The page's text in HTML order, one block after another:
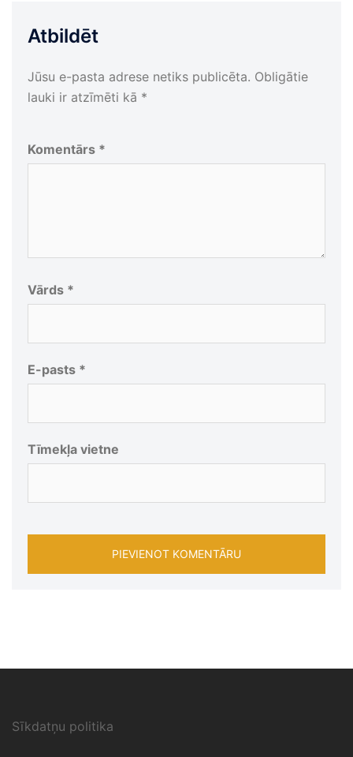
Atbildēt
Jūsu e-pasta adrese netiks publicēta. Obligātie
lauki ir atzīmēti kā *
Komentārs *
Vārds *
E-pasts *
Tīmekļa vietne
Sīkdatņu politika